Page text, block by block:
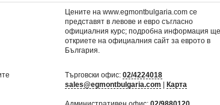
Цените на www.egmontbulgaria.com се
представят в левове и евро съгласно
официалния курс; подробна информация
откриете наофициалния сайт за еврото в
България
Търговски офис:02/4224018
sales@egmontbulgaria.com |Карта